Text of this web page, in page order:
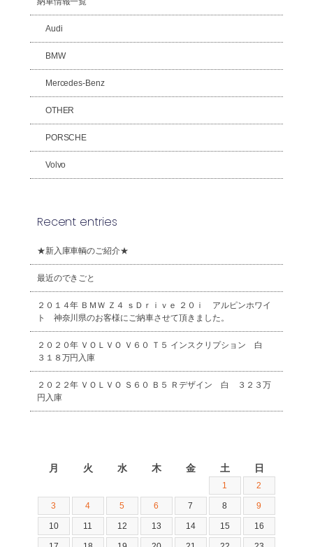
Audi
BMW
Mercedes-Benz
OTHER
PORSCHE
Volvo
Recent entries
★新入庫車輌のご紹介★
最近のできごと
２０１４年 ＢＭＷ Ｚ４ ｓＤｒｉｖｅ ２０ｉ アルピンホワイ
ト 神奈川県のお客様にご納車させて頂きました。
２０２０年 ＶＯＬＶＯ Ｖ６０ Ｔ５ インスクリプション 白
３１８万円入庫
２０２２年 ＶＯＬＶＯ Ｓ６０ Ｂ５ Ｒデザイン 白 ３２３万
円入庫
月 火 水 木 金 土 日
1 2
3 4 5 6 7 8 9
10 11 12 13 14 15 16